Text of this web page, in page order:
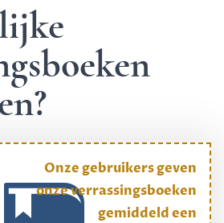
Onze gebruikers geven
onze verrassingsboeken
gemiddeld een